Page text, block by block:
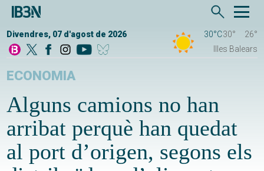
Divendres, 07 d'agost de 2026 30°C30°
26°
Illes Balears
ECONOMIA
Alguns camions no han
arribat perquè han quedat
al port d’origen, segons els